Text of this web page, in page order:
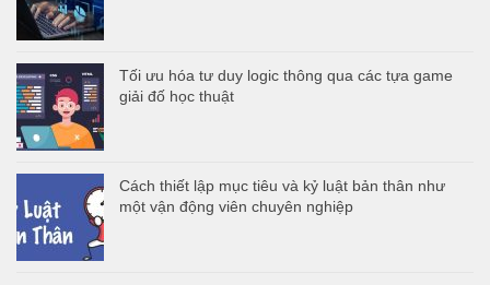
Tối ưu hóa tư duy logic thông qua các tựa game
giải đố học thuật
Cách thiết lập mục tiêu và kỷ luật bản thân như
một vận động viên chuyên nghiệp